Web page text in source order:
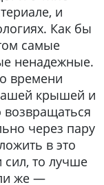
и
Как бы
самые
ненадежные.
времени
крышей и
через пару
в это
сил, то лучше
же —